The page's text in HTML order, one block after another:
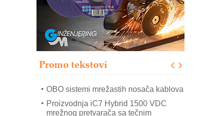
Promo tekstovi
IB BLUMENAUER - više od 40 godina
poverenja u industriji
RMQ-TITAN ADVANCED INDICATOR
– Pametna signalizacija za efikasnije
upravljanje mašinama
Mitutoyo Crysta-Apex V PLUS: Nova
OBO sistemi mrežastih nosača kablova
Proizvodnja iC7 Hybrid 1500 VDC
mrežnog pretvarača sa tečnim